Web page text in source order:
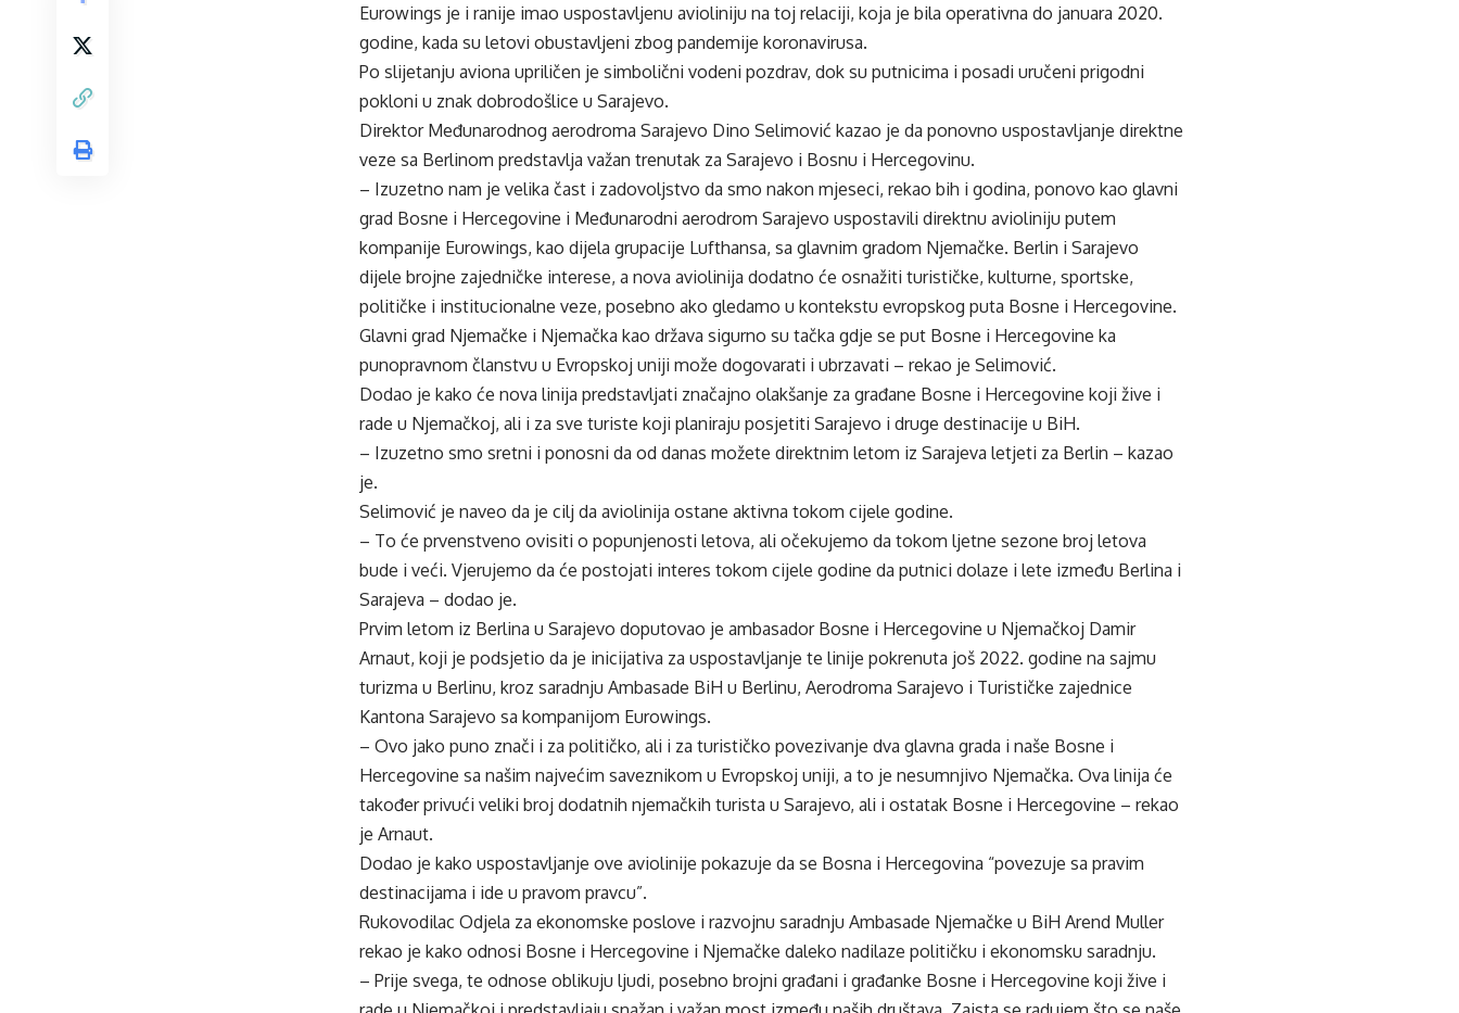
Eurowings je i ranije imao uspostavljenu avioliniju na toj relaciji, koja je bila operativna do januara 2020.
godine, kada su letovi obustavljeni zbog pandemije koronavirusa.
Po slijetanju aviona upriličen je simbolični vodeni pozdrav, dok su putnicima i posadi uručeni prigodni
pokloni u znak dobrodošlice u Sarajevo.
Direktor Međunarodnog aerodroma Sarajevo Dino Selimović kazao je da ponovno uspostavljanje direktne
veze sa Berlinom predstavlja važan trenutak za Sarajevo i Bosnu i Hercegovinu.
– Izuzetno nam je velika čast i zadovoljstvo da smo nakon mjeseci, rekao bih i godina, ponovo kao glavni
grad Bosne i Hercegovine i Međunarodni aerodrom Sarajevo uspostavili direktnu avioliniju putem
kompanije Eurowings, kao dijela grupacije Lufthansa, sa glavnim gradom Njemačke. Berlin i Sarajevo
dijele brojne zajedničke interese, a nova aviolinija dodatno će osnažiti turističke, kulturne, sportske,
političke i institucionalne veze, posebno ako gledamo u kontekstu evropskog puta Bosne i Hercegovine.
Glavni grad Njemačke i Njemačka kao država sigurno su tačka gdje se put Bosne i Hercegovine ka
punopravnom članstvu u Evropskoj uniji može dogovarati i ubrzavati – rekao je Selimović.
Dodao je kako će nova linija predstavljati značajno olakšanje za građane Bosne i Hercegovine koji žive i
rade u Njemačkoj, ali i za sve turiste koji planiraju posjetiti Sarajevo i druge destinacije u BiH.
– Izuzetno smo sretni i ponosni da od danas možete direktnim letom iz Sarajeva letjeti za Berlin – kazao
je.
Selimović je naveo da je cilj da aviolinija ostane aktivna tokom cijele godine.
– To će prvenstveno ovisiti o popunjenosti letova, ali očekujemo da tokom ljetne sezone broj letova
bude i veći. Vjerujemo da će postojati interes tokom cijele godine da putnici dolaze i lete između Berlina i
Sarajeva – dodao je.
Prvim letom iz Berlina u Sarajevo doputovao je ambasador Bosne i Hercegovine u Njemačkoj Damir
Arnaut, koji je podsjetio da je inicijativa za uspostavljanje te linije pokrenuta još 2022. godine na sajmu
turizma u Berlinu, kroz saradnju Ambasade BiH u Berlinu, Aerodroma Sarajevo i Turističke zajednice
Kantona Sarajevo sa kompanijom Eurowings.
– Ovo jako puno znači i za političko, ali i za turističko povezivanje dva glavna grada i naše Bosne i
Hercegovine sa našim najvećim saveznikom u Evropskoj uniji, a to je nesumnjivo Njemačka. Ova linija će
također privući veliki broj dodatnih njemačkih turista u Sarajevo, ali i ostatak Bosne i Hercegovine – rekao
je Arnaut.
Dodao je kako uspostavljanje ove aviolinije pokazuje da se Bosna i Hercegovina “povezuje sa pravim
destinacijama i ide u pravom pravcu”.
Rukovodilac Odjela za ekonomske poslove i razvojnu saradnju Ambasade Njemačke u BiH Arend Muller
rekao je kako odnosi Bosne i Hercegovine i Njemačke daleko nadilaze političku i ekonomsku saradnju.
– Prije svega, te odnose oblikuju ljudi, posebno brojni građani i građanke Bosne i Hercegovine koji žive i